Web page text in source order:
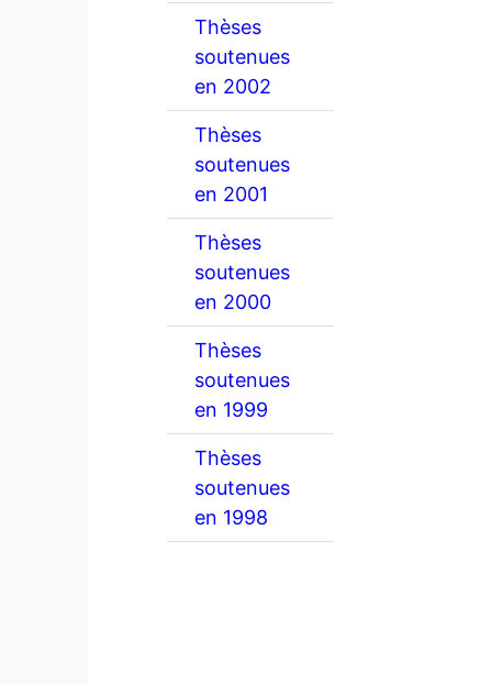
Thèses
soutenues
en 2002
Thèses
soutenues
en 2001
Thèses
soutenues
en 2000
Thèses
soutenues
en 1999
Thèses
soutenues
en 1998